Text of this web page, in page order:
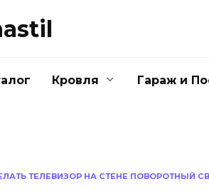
Кровля Гараж и
ТЕЛЕВИЗОР НА СТЕНЕ ПОВОРОТНЫЙ